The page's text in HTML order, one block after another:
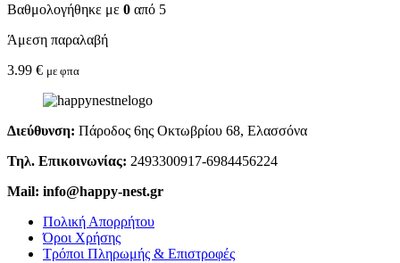
Βαθμολογήθηκε με 0 από 5
Άμεση παραλαβή
3.99 € με φπα
Διεύθυνση: Πάροδος 6ης Οκτωβρίου 68, Ελασσόνα
Τηλ. Επικοινωνίας: 2493300917-6984456224
Mail: info@happy-nest.gr
Πολική Απορρήτου
Όροι Χρήσης
Τρόποι Πληρωμής & Επιστροφές